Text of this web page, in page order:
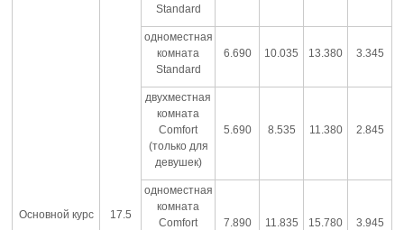
Основной курс 17.5
Standard
одноместная
комната
Standard
6.690 10.035 13.380 3.345
двухместная
комната
Comfort
(только для
девушек)
5.690 8.535 11.380 2.845
одноместная
комната
Comfort
7.890 11.835 15.780 3.945